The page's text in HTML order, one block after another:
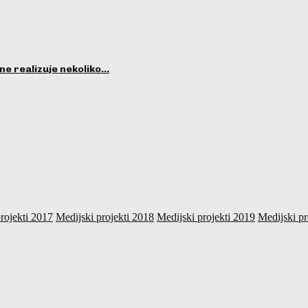
realizuje nekoliko…
2017 Medijski projekti 2018 Medijski projekti 2019 Medijski